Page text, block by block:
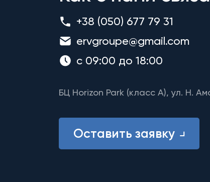
+38 (050) 677 79 31
ervgroupe@gmail.com
с 09:00 до 18:00
БЦ Horizon Park (класс A), ул. Н.
Оставить заявку